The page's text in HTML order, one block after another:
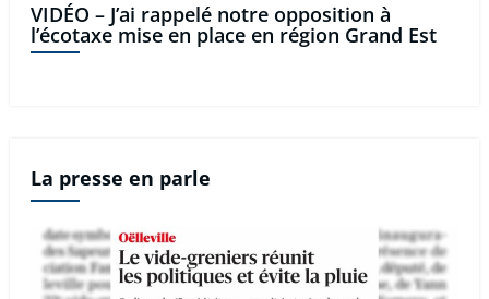
VIDÉO – J’ai rappelé notre opposition à
l’écotaxe mise en place en région Grand Est
La presse en parle